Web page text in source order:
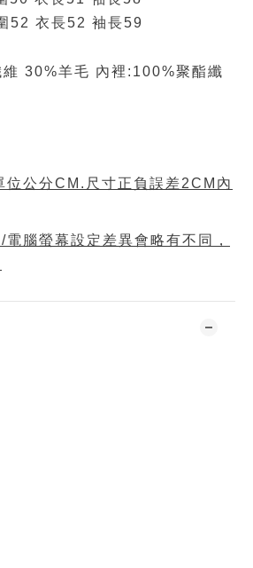
52 衣長52 袖長59
30%羊毛 內裡:100%聚酯纖
公分CM.尺寸正負誤差2CM內
腦螢幕設定差異會略有不同，